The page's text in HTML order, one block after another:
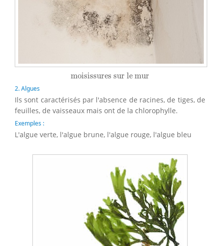
moisissures sur le mur
moisissures sur le mur
2. Algues
Ils sont caractérisés par l'absence de racines, de tiges, de
feuilles, de vaisseaux mais ont de la chlorophylle.
Exemples :
L'algue verte, l'algue brune, l'algue rouge, l'algue bleu